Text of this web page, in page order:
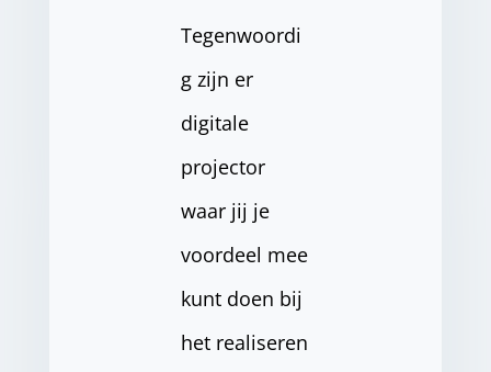
Tegenwoordi
g zijn er
digitale
projector
waar jij je
voordeel mee
kunt doen bij
het realiseren